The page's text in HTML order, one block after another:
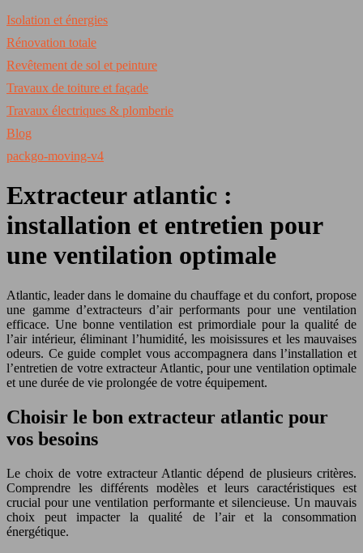
Isolation et énergies
Rénovation totale
Revêtement de sol et peinture
Travaux de toiture et façade
Travaux électriques & plomberie
Blog
packgo-moving-v4
Extracteur atlantic :
installation et entretien pour
une ventilation optimale
Atlantic, leader dans le domaine du chauffage et du confort, propose
une gamme d’extracteurs d’air performants pour une ventilation
efficace. Une bonne ventilation est primordiale pour la qualité de
l’air intérieur, éliminant l’humidité, les moisissures et les mauvaises
odeurs. Ce guide complet vous accompagnera dans l’installation et
l’entretien de votre extracteur Atlantic, pour une ventilation optimale
et une durée de vie prolongée de votre équipement.
Choisir le bon extracteur atlantic pour
vos besoins
Le choix de votre extracteur Atlantic dépend de plusieurs critères.
Comprendre les différents modèles et leurs caractéristiques est
crucial pour une ventilation performante et silencieuse. Un mauvais
choix peut impacter la qualité de l’air et la consommation
énergétique.